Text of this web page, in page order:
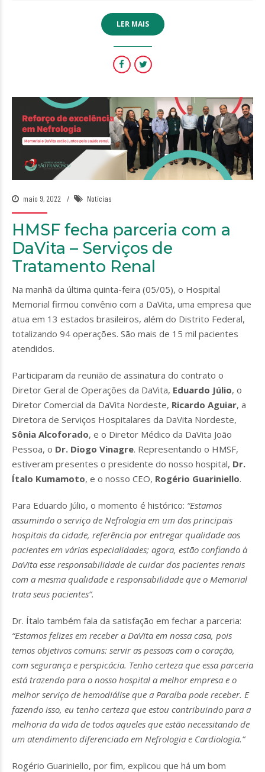
LER MAIS
maio 9, 2022 Notícias
HMSF fecha parceria com a
DaVita – Serviços de
Tratamento Renal
Na manhã da última quinta-feira (05/05), o Hospital
Memorial firmou convênio com a DaVita, uma empresa que
atua em 13 estados brasileiros, além do Distrito Federal,
totalizando 94 operações. São mais de 15 mil pacientes
atendidos.
Participaram da reunião de assinatura do contrato o
Diretor Geral de Operações da DaVita, Eduardo Júlio, o
Diretor Comercial da DaVita Nordeste, Ricardo Aguiar, a
Diretora de Serviços Hospitalares da DaVita Nordeste,
Sônia Alcoforado, e o Diretor Médico da DaVita João
Pessoa, o Dr. Diogo Vinagre. Representando o HMSF,
estiveram presentes o presidente do nosso hospital, Dr.
Ítalo Kumamoto, e o nosso CEO, Rogério Guariniello.
Para Eduardo Júlio, o momento é histórico: “Estamos
assumindo o serviço de Nefrologia em um dos principais
hospitais da cidade, referência por entregar qualidade aos
pacientes em várias especialidades; agora, estão confiando à
DaVita esse responsabilidade de cuidar dos pacientes renais
com a mesma qualidade e responsabilidade que o Memorial
trata seus pacientes”.
Dr. Ítalo também fala da satisfação em fechar a parceria:
“Estamos felizes em receber a DaVita em nossa casa, pois
temos objetivos comuns: servir as pessoas com o coração,
com segurança e perspicácia. Tenho certeza que essa parceria
está trazendo para o nosso hospital a melhor empresa e o
melhor serviço de hemodiálise que a Paraíba pode receber. E
fazendo isso, eu tenho certeza que estou contribuindo para a
melhoria da vida de todos aqueles que estão necessitando de
um atendimento diferenciado em Nefrologia e Cardiologia.”
Rogério Guariniello, por fim, explicou que há um bom